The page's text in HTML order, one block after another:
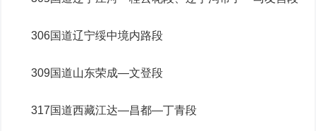
306国道辽宁绥中境内路段
309国道山东荣成—文登段
317国道西藏江达—昌都—丁青段